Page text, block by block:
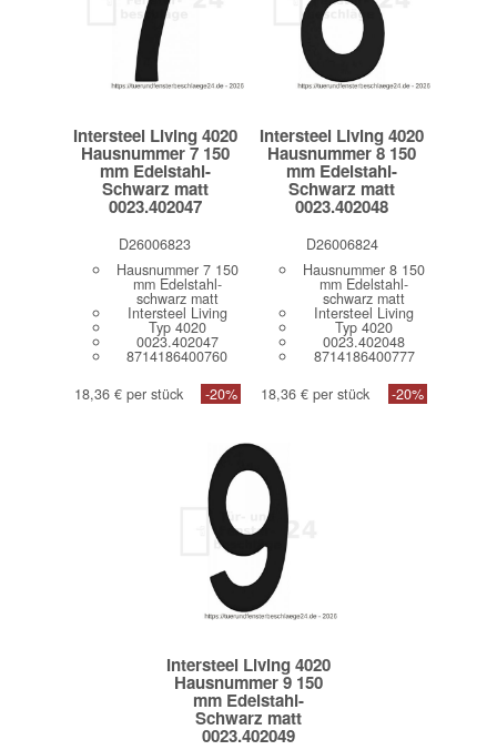
Intersteel Living 4020
Hausnummer 7 150
mm Edelstahl-
Schwarz matt
0023.402047
D26006823
Hausnummer 7 150
mm Edelstahl-
schwarz matt
Intersteel Living
Typ 4020
0023.402047
8714186400760
18,36 € per stück
-20%
Intersteel Living 4020
Hausnummer 8 150
mm Edelstahl-
Schwarz matt
0023.402048
D26006824
Hausnummer 8 150
mm Edelstahl-
schwarz matt
Intersteel Living
Typ 4020
0023.402048
8714186400777
18,36 € per stück
-20%
Intersteel Living 4020
Hausnummer 9 150
mm Edelstahl-
Schwarz matt
0023.402049